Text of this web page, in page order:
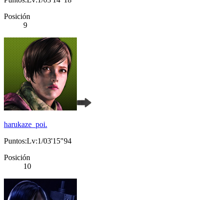
Posición
9
harukaze_poi.
Puntos:Lv:1/03'15"94
Posición
10